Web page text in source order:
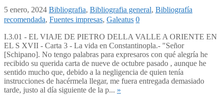
5 enero, 2024 Bibliografia, Bibliografia general, Bibliografía
recomendada, Fuentes impresas, Galeatus 0
I.3.01 - EL VIAJE DE PIETRO DELLA VALLE A ORIENTE EN
EL S XVII - Carta 3 - La vida en Constantinopla.- "Señor
[Schipano]. No tengo palabras para expresaros con qué alegría he
recibido su querida carta de nueve de octubre pasado , aunque he
sentido mucho que, debido a la negligencia de quien tenía
instrucciones de hacérmela llegar, me fuera entregada demasiado
tarde, justo al día siguiente de la p... »